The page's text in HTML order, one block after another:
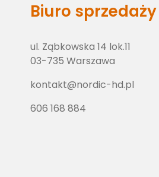
Biuro sprzedaży
ul. Ząbkowska 14 lok.11
03-735 Warszawa
kontakt@nordic-hd.pl
606 168 884